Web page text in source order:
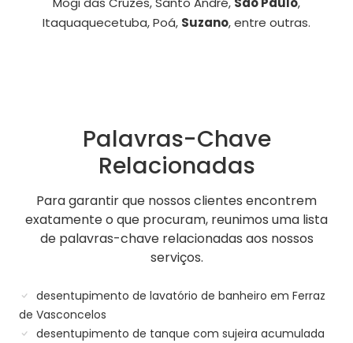
Itaquaquecetuba, Poá, Suzano, entre outras.
Palavras-Chave
Relacionadas
Para garantir que nossos clientes encontrem
exatamente o que procuram, reunimos uma lista
de palavras-chave relacionadas aos nossos
serviços.
desentupimento de lavatório de banheiro em Ferraz
de Vasconcelos
desentupimento de tanque com sujeira acumulada